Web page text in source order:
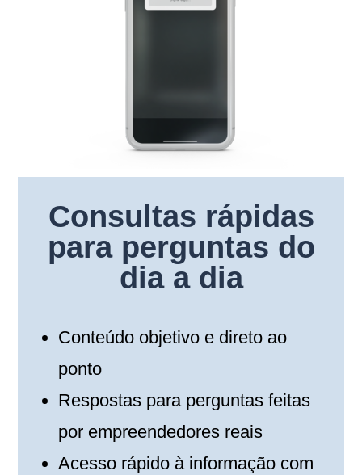
Consultas rápidas
para perguntas do
dia a dia
Conteúdo objetivo e direto ao
ponto
Respostas para perguntas feitas
por empreendedores reais
Acesso rápido à informação com